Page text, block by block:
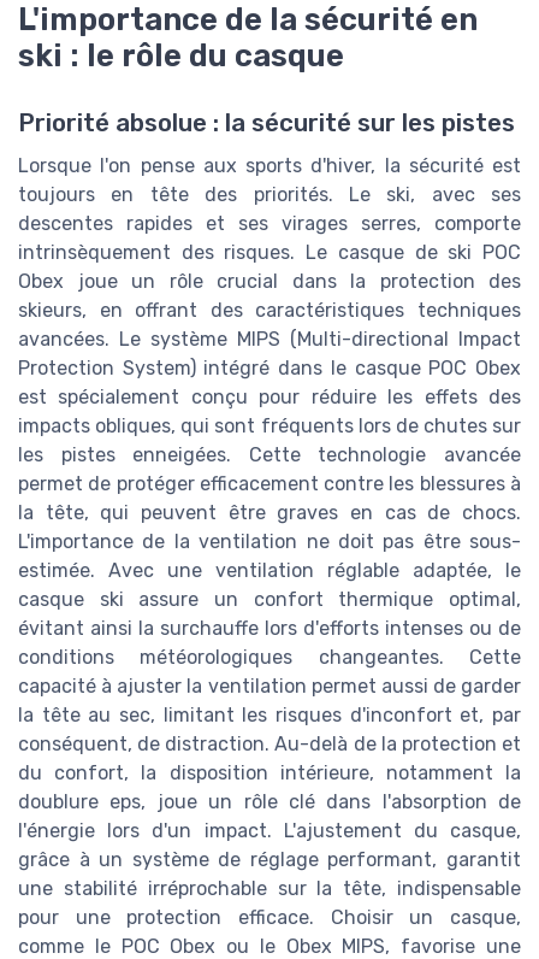
L'importance de la sécurité en
ski : le rôle du casque
Priorité absolue : la sécurité sur les pistes
Lorsque l'on pense aux sports d'hiver, la sécurité est
toujours en tête des priorités. Le ski, avec ses
descentes rapides et ses virages serres, comporte
intrinsèquement des risques. Le casque de ski POC
Obex joue un rôle crucial dans la protection des
skieurs, en offrant des caractéristiques techniques
avancées. Le système MIPS (Multi-directional Impact
Protection System) intégré dans le casque POC Obex
est spécialement conçu pour réduire les effets des
impacts obliques, qui sont fréquents lors de chutes sur
les pistes enneigées. Cette technologie avancée
permet de protéger efficacement contre les blessures à
la tête, qui peuvent être graves en cas de chocs.
L'importance de la ventilation ne doit pas être sous-
estimée. Avec une ventilation réglable adaptée, le
casque ski assure un confort thermique optimal,
évitant ainsi la surchauffe lors d'efforts intenses ou de
conditions météorologiques changeantes. Cette
capacité à ajuster la ventilation permet aussi de garder
la tête au sec, limitant les risques d'inconfort et, par
conséquent, de distraction. Au-delà de la protection et
du confort, la disposition intérieure, notamment la
doublure eps, joue un rôle clé dans l'absorption de
l'énergie lors d'un impact. L'ajustement du casque,
grâce à un système de réglage performant, garantit
une stabilité irréprochable sur la tête, indispensable
pour une protection efficace. Choisir un casque,
comme le POC Obex ou le Obex MIPS, favorise une